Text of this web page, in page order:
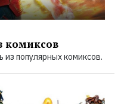
комиксов
из популярных комиксов.